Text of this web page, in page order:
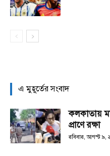
এ মুহূর্তের সংবাদ
কলকাতায়
প্রাণে রক্ষা
রবিবার, আগস্ট ৯,